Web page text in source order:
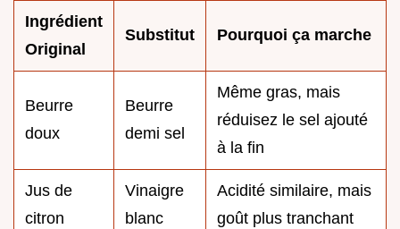
Ingrédient
Original
Substitut Pourquoi ça marche
Beurre
doux
Beurre
demi sel
Même gras, mais
réduisez le sel ajouté
à la fin
Jus de
citron
Vinaigre
blanc
Acidité similaire, mais
goût plus tranchant